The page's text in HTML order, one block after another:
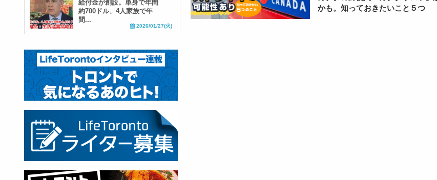
かも。知っておきたいこと５つ
給付金が創設。単身で年間
約700ドル、4人家族で年
間...
2026/01/27(火)